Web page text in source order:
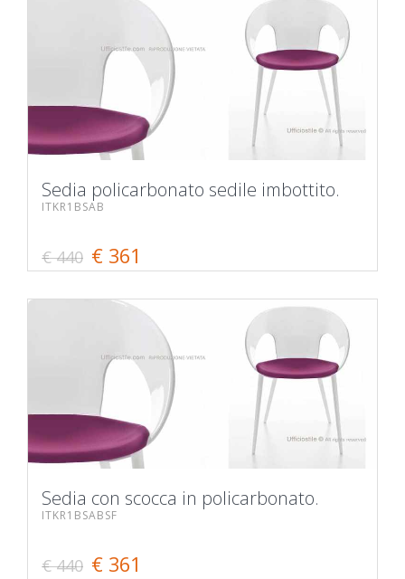
Sedia policarbonato sedile imbottito.
ITKR1BSAB
€ 440 € 361
Sedia con scocca in policarbonato.
ITKR1BSABSF
€ 440 € 361